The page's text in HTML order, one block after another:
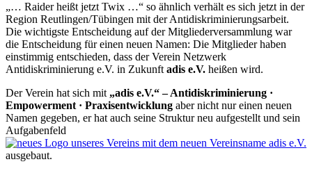
„… Raider heißt jetzt Twix …“ so ähnlich verhält es sich jetzt in der
Region Reutlingen/Tübingen mit der Antidiskriminierungsarbeit.
Die wichtigste Entscheidung auf der Mitgliederversammlung war
die Entscheidung für einen neuen Namen: Die Mitglieder haben
einstimmig entschieden, dass der Verein Netzwerk
Antidiskriminierung e.V. in Zukunftadis e.V. heißen wird.
Der Verein hat sich mit „adis e.V.“ – Antidiskriminierung ·
Empowerment · Praxisentwicklung aber nicht nur einen neuen
Namen gegeben, er hat auch seine Struktur neu aufgestellt und sein
Aufgabenfeld
ausgebaut.